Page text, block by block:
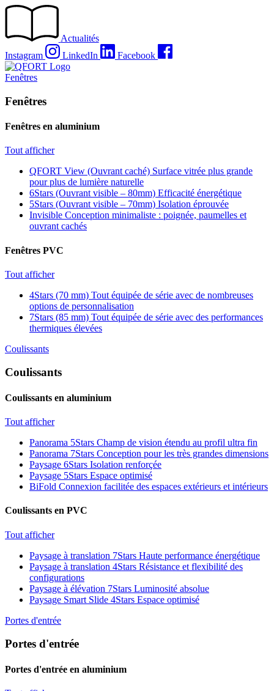
Passer
Actualités
Instagram
LinkedIn Facebook
Fenêtres
Fenêtres
Fenêtres en aluminium
Tout afficher
QFORT View (Ouvrant caché) Surface vitrée plus grande
pour plus de lumière naturelle
6Stars (Ouvrant visible – 80mm) Efficacité énergétique
5Stars (Ouvrant visible – 70mm) Isolation éprouvée
Invisible Conception minimaliste : poignée, paumelles et
ouvrant cachés
Fenêtres PVC
Tout afficher
4Stars (70 mm) Tout équipée de série avec de nombreuses
options de personnalisation
7Stars (85 mm) Tout équipée de série avec des performances
thermiques élevées
Coulissants
Coulissants
Coulissants en aluminium
Tout afficher
Panorama 5Stars Champ de vision étendu au profil ultra fin
Panorama 7Stars Conception pour les très grandes dimensions
Paysage 6Stars Isolation renforçée
Paysage 5Stars Espace optimisé
BiFold Connexion facilitée des espaces extérieurs et intérieurs
Coulissants en PVC
Tout afficher
Paysage à translation 7Stars Haute performance énergétique
Paysage à translation 4Stars Résistance et flexibilité des
configurations
Paysage à élévation 7Stars Luminosité absolue
Paysage Smart Slide 4Stars Espace optimisé
Portes d'entrée
Portes d'entrée
Portes d'entrée en aluminium